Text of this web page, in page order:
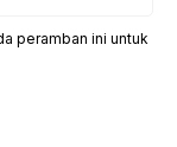
peramban ini untuk